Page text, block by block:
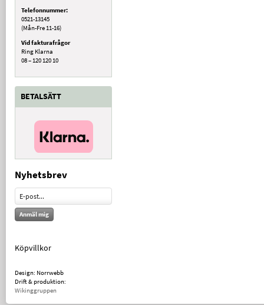
Telefonnummer:
0521-13145
(Mån-Fre 11-16)
Vid fakturafrågor
Ring Klarna
08 – 120 120 10
BETALSÄTT
Nyhetsbrev
Anmäl mig
Köpvillkor
Design: Norrwebb
Drift & produktion:
Wikinggruppen